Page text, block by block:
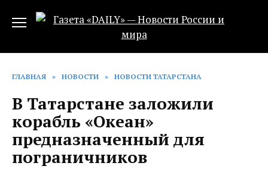
ГЛАВНАЯ » НОВОСТИ » НОВОСТИ ТАТАРСТАНА
В Татарстане заложили
корабль «Океан»
предназначенный для
пограничников